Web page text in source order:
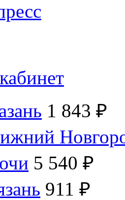
1 843 ₽
5 540 ₽
911 ₽